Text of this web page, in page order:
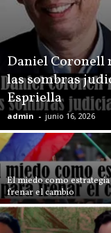
Daniel Coronell
las sombras
Espriella
admin - junio 16, 2026
El miedo como
frenar el cambio